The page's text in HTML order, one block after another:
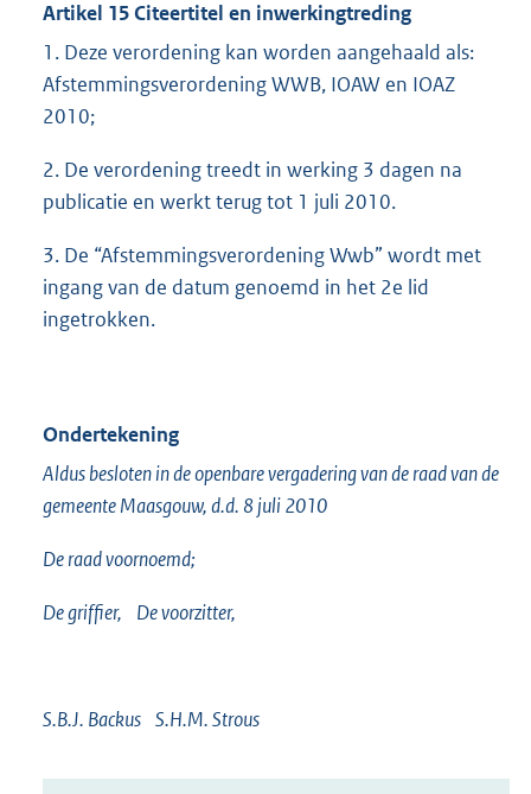
Artikel 15 Citeertitel en inwerkingtreding
1. Deze verordening kan worden aangehaald als:
Afstemmingsverordening WWB, IOAW en IOAZ
2010;
2. De verordening treedt in werking 3 dagen na
publicatie en werkt terug tot 1 juli 2010.
3. De “Afstemmingsverordening Wwb” wordt met
ingang van de datum genoemd in het 2e lid
ingetrokken.
Ondertekening
Aldus besloten in de openbare vergadering van de raad van de
gemeente Maasgouw, d.d. 8 juli 2010
De raad voornoemd;
De griffier, De voorzitter,
S.B.J. Backus S.H.M. Strous